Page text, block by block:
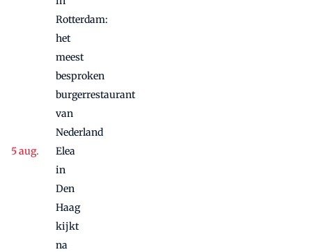
Rotterdam:
het
meest
besproken
burgerrestaurant
van
Nederland
Elea
in
Den
Haag
kijkt
na